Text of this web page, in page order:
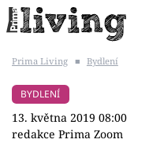
BYDLENÍ SLAVNÝCH
Prima Living ■ Bydlení
BYDLENÍ
13. května 2019 08:00
redakce Prima Zoom